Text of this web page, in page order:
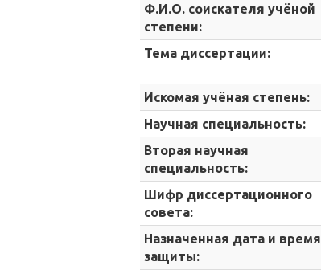
Ф.И.О. соискателя учёной
степени:
Тема диссертации:
Искомая учёная степень:
Научная специальность:
Вторая научная
специальность:
Шифр диссертационного
совета:
Назначенная дата и время
защиты: